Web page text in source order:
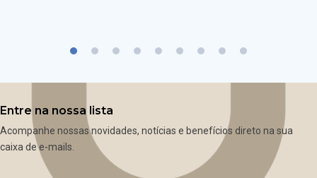
Entre na nossa lista
Acompanhe nossas novidades, notícias e benefícios direto na sua
caixa de e-mails.